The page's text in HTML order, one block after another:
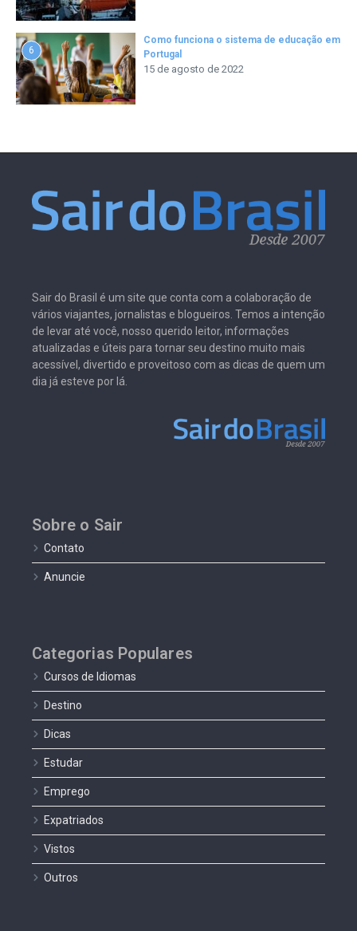
6
Como funciona o sistema de educação em
Portugal
15 de agosto de 2022
Sair do Brasil é um site que conta com a colaboração de
vários viajantes, jornalistas e blogueiros. Temos a intenção
de levar até você, nosso querido leitor, informações
atualizadas e úteis para tornar seu destino muito mais
acessível, divertido e proveitoso com as dicas de quem um
dia já esteve por lá.
Sobre o Sair
Contato
Anuncie
Categorias Populares
Cursos de Idiomas
Destino
Dicas
Estudar
Emprego
Expatriados
Vistos
Outros